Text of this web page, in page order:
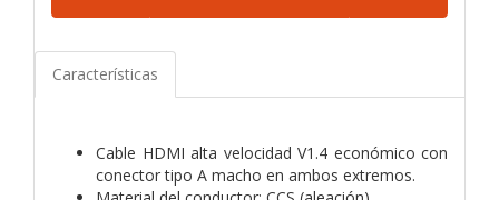
Características
Cable HDMI alta velocidad V1.4 económico con
conector tipo A macho en ambos extremos.